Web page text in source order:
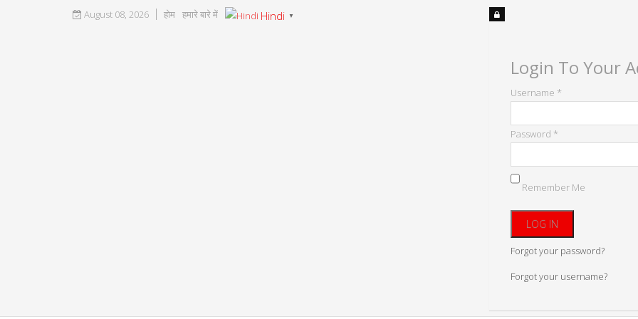
August 08, 2026 होम हमारे बारे में Hindi ▼
Login To Your
Username *
Password *
Remember Me
Forgot your password?
Forgot your username?